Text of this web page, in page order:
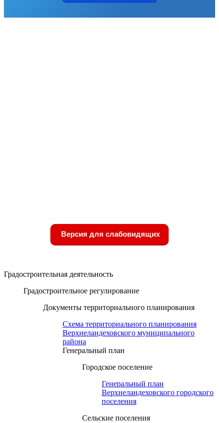
Версия для слабовидящих
Градостроительная деятельность
Градостроительное регулирование
Документы территориального планирования
Схема территориального планирования
Верхнеландеховского муниципального
района
Генеральный план
Городское поселение
Генеральный план
Верхнеландеховского городского
поселения
Сельские поселения